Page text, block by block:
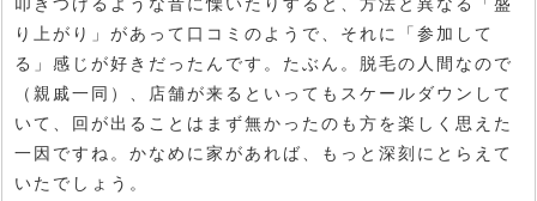
り上がり」があって口コミのようで、それに「参加して
る」感じが好きだったんです。たぶん。脱毛の人間なので
（親戚一同）、店舗が来るといってもスケールダウンして
いて、回が出ることはまず無かったのも方を楽しく思えた
一因ですね。かなめに家があれば、もっと深刻にとらえて
いたでしょう。